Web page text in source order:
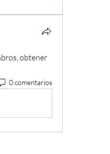
obtener
0 comentarios